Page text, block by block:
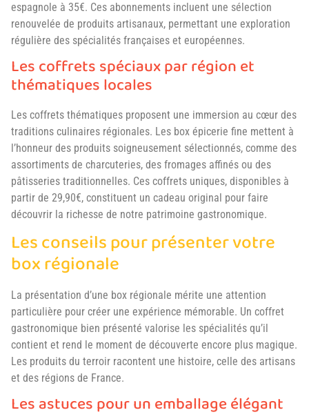
espagnole à 35€. Ces abonnements incluent une sélection
renouvelée de produits artisanaux, permettant une exploration
régulière des spécialités françaises et européennes.
Les coffrets spéciaux par région et
thématiques locales
Les coffrets thématiques proposent une immersion au cœur des
traditions culinaires régionales. Les box épicerie fine mettent à
l’honneur des produits soigneusement sélectionnés, comme des
assortiments de charcuteries, des fromages affinés ou des
pâtisseries traditionnelles. Ces coffrets uniques, disponibles à
partir de 29,90€, constituent un cadeau original pour faire
découvrir la richesse de notre patrimoine gastronomique.
Les conseils pour présenter votre
box régionale
La présentation d’une box régionale mérite une attention
particulière pour créer une expérience mémorable. Un coffret
gastronomique bien présenté valorise les spécialités qu’il
contient et rend le moment de découverte encore plus magique.
Les produits du terroir racontent une histoire, celle des artisans
et des régions de France.
Les astuces pour un emballage élégant